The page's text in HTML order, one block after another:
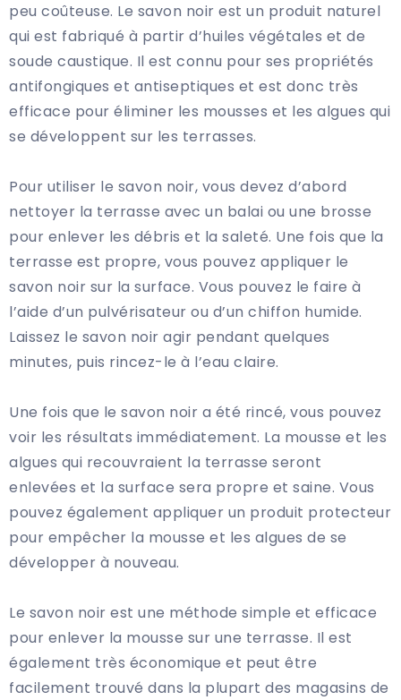
peu coûteuse. Le savon noir est un produit naturel
qui est fabriqué à partir d’huiles végétales et de
soude caustique. Il est connu pour ses propriétés
antifongiques et antiseptiques et est donc très
efficace pour éliminer les mousses et les algues qui
se développent sur les terrasses.
Pour utiliser le savon noir, vous devez d’abord
nettoyer la terrasse avec un balai ou une brosse
pour enlever les débris et la saleté. Une fois que la
terrasse est propre, vous pouvez appliquer le
savon noir sur la surface. Vous pouvez le faire à
l’aide d’un pulvérisateur ou d’un chiffon humide.
Laissez le savon noir agir pendant quelques
minutes, puis rincez-le à l’eau claire.
Une fois que le savon noir a été rincé, vous pouvez
voir les résultats immédiatement. La mousse et les
algues qui recouvraient la terrasse seront
enlevées et la surface sera propre et saine. Vous
pouvez également appliquer un produit protecteur
pour empêcher la mousse et les algues de se
développer à nouveau.
Le savon noir est une méthode simple et efficace
pour enlever la mousse sur une terrasse. Il est
également très économique et peut être
facilement trouvé dans la plupart des magasins de